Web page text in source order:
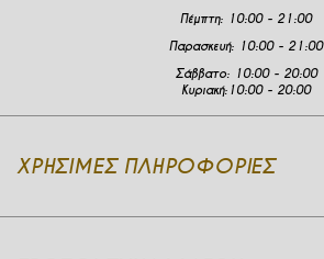
Πέμπτη: 10:00 - 21:00
Παρασκευή: 10:00 - 21:00
Σάββατο:10:00 - 20:00
Κυριακή: 10:00 - 20:00
ΧΡΉΣΙΜΕΣ ΠΛΗΡΟΦΟΡΊΕΣ